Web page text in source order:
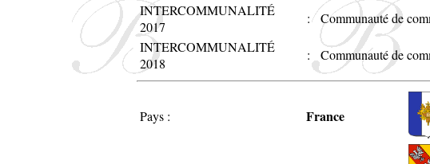
INTERCOMMUNALITÉ
2017
:
Communauté de
INTERCOMMUNALITÉ
2018
: Communauté de
Pays : France